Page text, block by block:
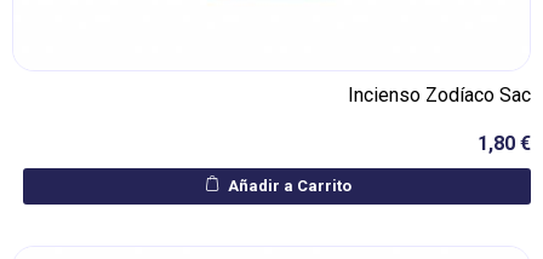
Incienso Zodíaco Sac
1,80 €
Añadir a Carrito